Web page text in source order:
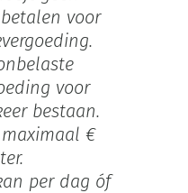
voor
voor
bestaan.
€
per dag óf